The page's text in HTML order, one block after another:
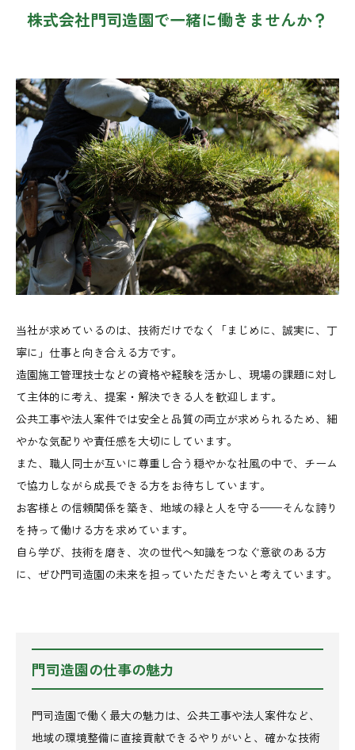
株式会社門司造園で一緒に働きませんか？
当社が求めているのは、技術だけでなく「まじめに、誠実に、丁
寧に」仕事と向き合える方です。
造園施工管理技士などの資格や経験を活かし、現場の課題に対し
て主体的に考え、提案・解決できる人を歓迎します。
公共工事や法人案件では安全と品質の両立が求められるため、細
やかな気配りや責任感を大切にしています。
また、職人同士が互いに尊重し合う穏やかな社風の中で、チーム
で協力しながら成長できる方をお待ちしています。
お客様との信頼関係を築き、地域の緑と人を守る——そんな誇り
を持って働ける方を求めています。
自ら学び、技術を磨き、次の世代へ知識をつなぐ意欲のある方
に、ぜひ門司造園の未来を担っていただきたいと考えています。
門司造園の仕事の魅力
門司造園で働く最大の魅力は、公共工事や法人案件など、
地域の環境整備に直接貢献できるやりがいと、確かな技術